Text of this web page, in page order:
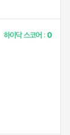
하이닥 스코어 :0